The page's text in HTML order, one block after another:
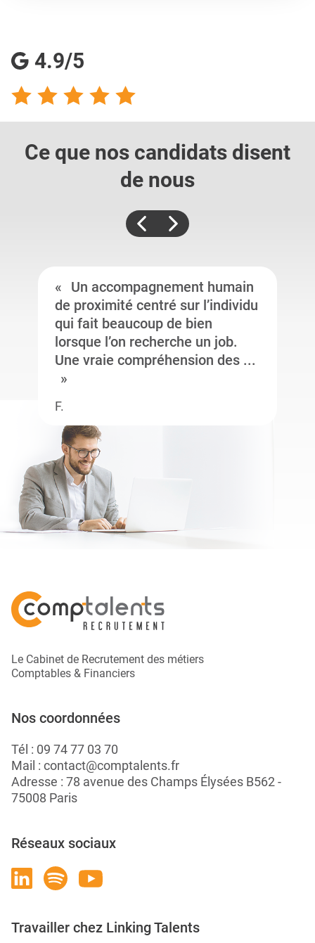
4.9/5
Ce que nos candidats disent
de nous
Un accompagnement humain
de proximité centré sur l’individu
qui fait beaucoup de bien
lorsque l’on recherche un job.
Une vraie compréhension des ...
F.
Le Cabinet de Recrutement des métiers
Comptables & Financiers
Nos coordonnées
Tél : 09 74 77 03 70
Mail : contact@comptalents.fr
Adresse : 78 avenue des Champs Élysées B562 -
75008 Paris
Réseaux sociaux
Travailler chez Linking Talents